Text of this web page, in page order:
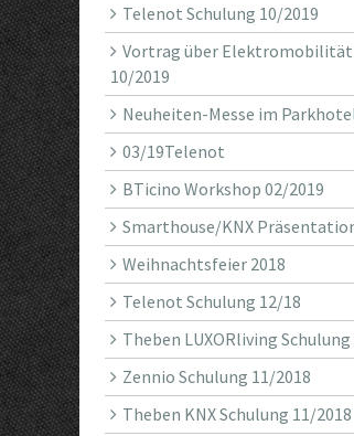
Telenot Schulung 10/2019
Vortrag über
10/2019
Neuheiten-Messe im
03/19Telenot
BTicino Workshop 02/2019
Smarthouse/KNX
Weihnachtsfeier 2018
Telenot Schulung 12/18
Theben LUXORliving Schulung
Zennio Schulung 11/2018
Theben KNX Schulung 11/2018